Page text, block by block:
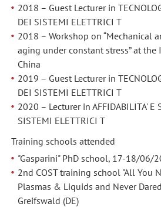
2018 – Guest Lecturer in
DEI SISTEMI ELETTRICI T
2018 – Workshop on “Mechanical
aging under constant stress” at the
China
2019 – Guest Lecturer in
DEI SISTEMI ELETTRICI T
2020 – Lecturer in AFFIDABILITA' E
SISTEMI ELETTRICI T
Training schools attended
"Gasparini" PhD school, 17-18/06/
2nd COST training school "All You
Plasmas & Liquids and Never
Greifswald (DE)